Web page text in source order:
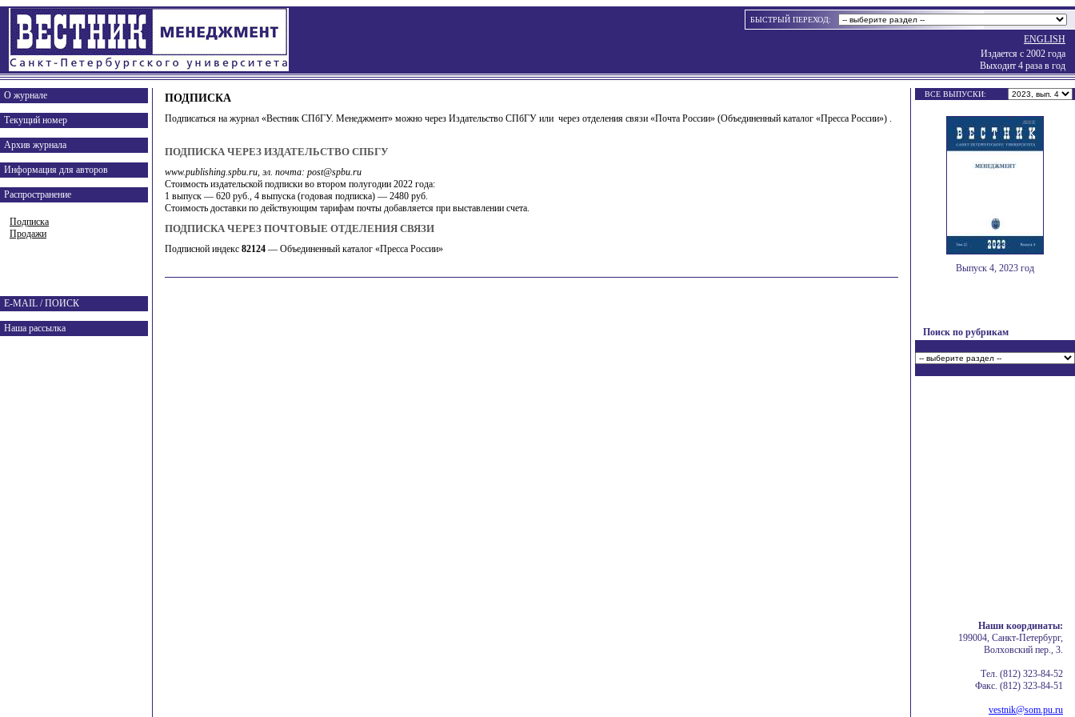
БЫСТРЫЙ ПЕРЕХОД:
ENGLISH
Издается с 2002 года
Выходит 4 раза в год
О журнале
Текущий номер
Архив журнала
Информация для авторов
Распространение
Подписка
Продажи
E-MAIL /ПОИСК
Наша рассылка
ПОДПИСКА
Подписаться на журнал «Вестник СПбГУ. Менеджмент» можно через Издательство СПбГУ или через отделения связи «Почта России» (Объединенный каталог «Пресса России») .
ПОДПИСКА ЧЕРЕЗ ИЗДАТЕЛЬСТВО СПБГУ
www.publishing.spbu.ru, эл. почта: post@spbu.ru
Стоимость издательской подписки во втором полугодии 2022 года:
1 выпуск — 620 руб., 4 выпуска (годовая подписка) — 2480 руб.
Стоимость доставки по действующим тарифам почты добавляется при выставлении счета.
ПОДПИСКА ЧЕРЕЗ ПОЧТОВЫЕ ОТДЕЛЕНИЯ СВЯЗИ
Подписной индекс 82124 — Объединенный каталог «Пресса России»
ВСЕ ВЫПУСКИ:
Выпуск 4, 2023 год
Поиск по рубрикам
Наши координаты:
199004, Санкт-Петербург,
Волховский пер., 3.
Тел. (812) 323-84-52
Факс. (812) 323-84-51
vestnik@som.pu.ru